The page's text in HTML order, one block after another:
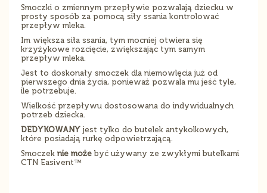
Smoczki o zmiennym przepływie pozwalają dziecku w
prosty sposób za pomocą siły ssania kontrolować
przepływ mleka.
Im większa siła ssania, tym mocniej otwiera się
krzyżykowe rozcięcie, zwiększając tym samym
przepływ mleka.
Jest to doskonały smoczek dla niemowlęcia już od
pierwszego dnia życia, ponieważ pozwala mu jeść tyle,
ile potrzebuje.
Wielkość przepływu dostosowana do indywidualnych
potrzeb dziecka.
DEDYKOWANY jest tylko do butelek antykolkowych,
które posiadają rurkę odpowietrzającą.
Smoczek nie może być używany ze zwykłymi butelkami
CTN Easivent™